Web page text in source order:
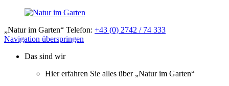
„Natur im Garten“ Telefon: +43 (0) 2742 / 74 333
Navigation überspringen
Das sind wir
Hier erfahren Sie alles über „Natur im Garten“